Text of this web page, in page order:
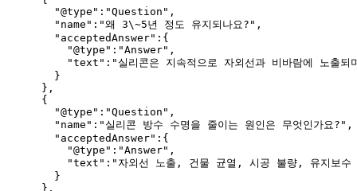
      "@type":"Question",
      "name":"왜 3\~5년 정도 유지되나요?",
      "acceptedAnswer":{
        "@type":"Answer",
"text":"실리콘은 지속적으로 자외선과 비바람에 노출되
      }
    },
    {
      "@type":"Question",
      "name":"실리콘 방수 수명을 줄이는 원인은 무엇인가요?",
      "acceptedAnswer":{
        "@type":"Answer",
"text":"자외선 노출, 건물 균열, 시공 불량, 유지보수
      }
    },